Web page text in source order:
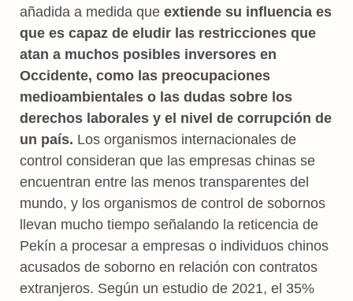
añadida a medida que extiende su influencia es
que es capaz de eludir las restricciones que
atan a muchos posibles inversores en
Occidente, como las preocupaciones
medioambientales o las dudas sobre los
derechos laborales y el nivel de corrupción de
un país. Los organismos internacionales de
control consideran que las empresas chinas se
encuentran entre las menos transparentes del
mundo, y los organismos de control de sobornos
llevan mucho tiempo señalando la reticencia de
Pekín a procesar a empresas o individuos chinos
acusados de soborno en relación con contratos
extranjeros. Según un estudio de 2021, el 35%